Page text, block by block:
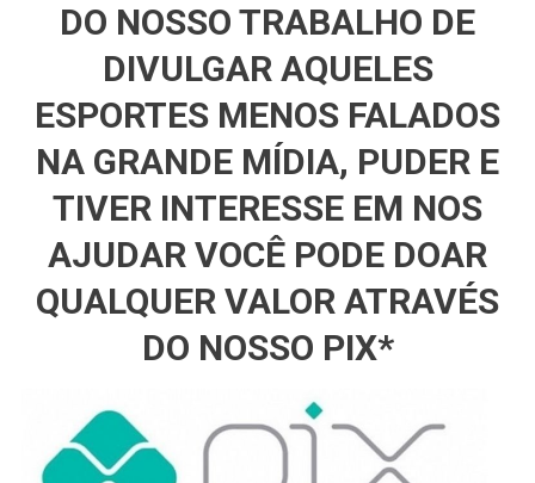
DO NOSSO TRABALHO DE
DIVULGAR AQUELES
ESPORTES MENOS FALADOS
NA GRANDE MÍDIA, PUDER E
TIVER INTERESSE EM NOS
AJUDAR VOCÊ PODE DOAR
QUALQUER VALOR ATRAVÉS
DO NOSSO PIX*